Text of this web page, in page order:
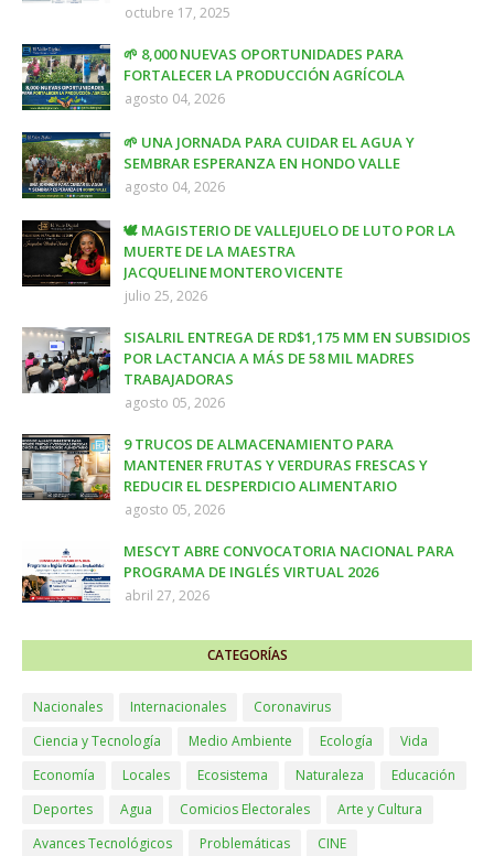
octubre 17, 2025
🌱 8,000 NUEVAS OPORTUNIDADES PARA
FORTALECER LA PRODUCCIÓN AGRÍCOLA
agosto 04, 2026
🌱 UNA JORNADA PARA CUIDAR EL AGUA Y
SEMBRAR ESPERANZA EN HONDO VALLE
agosto 04, 2026
🕊️ MAGISTERIO DE VALLEJUELO DE LUTO POR LA
MUERTE DE LA MAESTRA
JACQUELINE MONTERO VICENTE
julio 25, 2026
SISALRIL ENTREGA DE RD$1,175 MM EN SUBSIDIOS
POR LACTANCIA A MÁS DE 58 MIL MADRES
TRABAJADORAS
agosto 05, 2026
9 TRUCOS DE ALMACENAMIENTO PARA
MANTENER FRUTAS Y VERDURAS FRESCAS Y
REDUCIR EL DESPERDICIO ALIMENTARIO
agosto 05, 2026
MESCYT ABRE CONVOCATORIA NACIONAL PARA
PROGRAMA DE INGLÉS VIRTUAL 2026
abril 27, 2026
CATEGORÍAS
Nacionales Internacionales
Coronavirus
Ciencia y Tecnología
Medio Ambiente Ecología
Vida
Economía
Locales Ecosistema Naturaleza
Educación
Deportes
Agua Comicios Electorales
Arte y Cultura
Avances Tecnológicos
Problemáticas CINE